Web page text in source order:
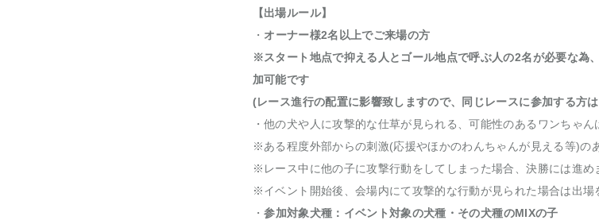
【出場ルール】
・ オーナー様2名以上でご来場の方
※スタート地点で抑える人とゴール地点で呼ぶ人の2名が必要な為
加可能です
(レース進行の配置に影響致しますので、同じレースに参加する方
・他の犬や人に攻撃的な仕草が見られる、可能性のあるワンちゃ
※ある程度外部からの刺激(応援やほかのわんちゃんが見える等)の
※レース中に他の子に攻撃行動をしてしまった場合、決勝には進め
※イベント開始後、会場内にて攻撃的な行動が見られた場合は出場
・参加対象犬種：イベント対象の犬種・その犬種のMIXの子